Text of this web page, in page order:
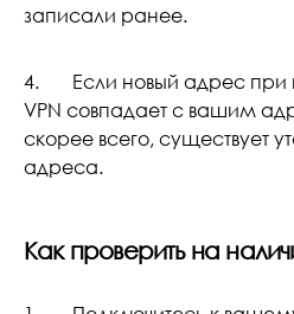
записали ранее.
4. Если новый адрес при
VPN совпадает с вашим
скорее всего, существует
адреса.
Как проверить на